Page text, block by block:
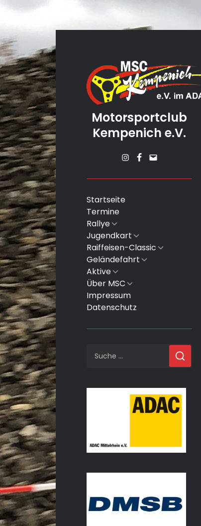
Motorsportclub
Kempenich e.V.
Instagram
Facebook
Mail
Startseite
Termine
RallyeUntermenü
anzeigen
JugendkartUntermenü
anzeigen
Raiffeisen-ClassicUntermenü
GeländefahrtUntermenü
AktiveUntermenü
anzeigen
Über MSCUntermenü
anzeigen
Impressum
Datenschutz
Suche